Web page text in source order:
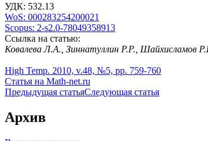
УДК: 532.13
WoS: 000283254200021
Scopus: 2-s2.0-78049358913
Ссылка на статью:
Ковалева Л.А., Зиннатуллин Р.Р., Шайхисламов
High Temp. 2010, v.48, №5, pp. 759-760
Статья на Math-net.ru
Предыдущая статьяСледующая статья
Архив